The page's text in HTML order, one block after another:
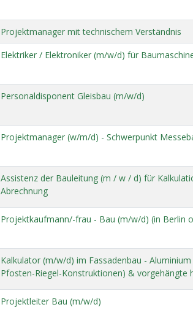
Projektmanager mit technischem Verständnis
Elektriker / Elektroniker (m/w/d) für
Personaldisponent Gleisbau (m/w/d)
Projektmanager (w/m/d) - Schwerpunkt
Assistenz der Bauleitung (m / w / d) für
Abrechnung
Projektkaufmann/-frau - Bau (m/w/d) (in Berlin
Kalkulator (m/w/d) im Fassadenbau -
Pfosten-Riegel-Konstruktionen) & vorgehängte
Projektleiter Bau (m/w/d)